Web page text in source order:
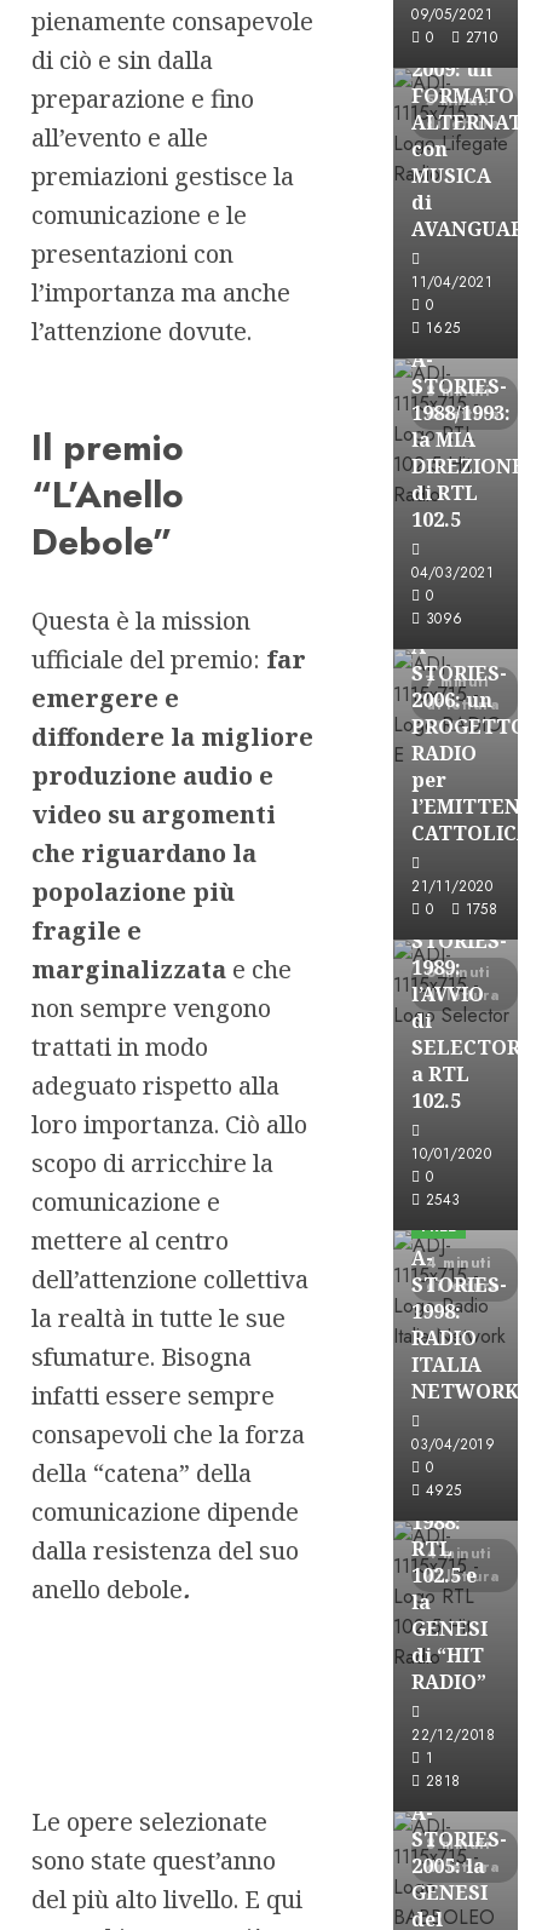
pienamente consapevole
di ciò e sin dalla
preparazione e fino
all’evento e alle
premiazioni gestisce la
comunicazione e le
presentazioni con
l’importanza ma anche
l’attenzione dovute.
Il premio
“L’Anello
Debole”
Questa è la mission
ufficiale del premio: far
emergere e
diffondere la migliore
produzione audio e
video su argomenti
che riguardano la
popolazione più
fragile e
marginalizzata e che
non sempre vengono
trattati in modo
adeguato rispetto alla
loro importanza. Ciò allo
scopo di arricchire la
comunicazione e
mettere al centro
dell’attenzione collettiva
la realtà in tutte le sue
sfumature. Bisogna
infatti essere sempre
consapevoli che la forza
della “catena” della
comunicazione dipende
dalla resistenza del suo
anello debole.
Le opere selezionate
sono state quest’anno
del più alto livello. E qui
09/05/2021
0
2710
5 minuti
di lettura
A-
STORIES-
2009: un
FORMATO
con
MUSICA
di
11/04/2021
0
1625
8 minuti
di lettura
Formazione
FREE
A-
STORIES-
1988/1993:
la MIA
DIREZIONE
di RTL
102.5
04/03/2021
0
3096
7 minuti
di lettura
Formazione
FREE
A-
STORIES-
2006: un
PROGETTO
RADIO
per
CATTOLICA
21/11/2020
0
1758
6 minuti
di lettura
A-Stories
FREE
A-
STORIES-
1989:
l’AVVIO
di
SELECTOR
a RTL
102.5
10/01/2020
0
2543
4 minuti
di lettura
A-Stories
Formazione
FREE
A-
STORIES-
1998:
RADIO
ITALIA
NETWORK
03/04/2019
0
4925
4 minuti
di lettura
A-Stories
FREE
A-
STORIES-
1988:
RTL
102.5 e
la
GENESI
di “HIT
RADIO”
22/12/2018
1
2818
8 minuti
di lettura
Formazione
FREE
A-
STORIES-
2005: la
GENESI
del